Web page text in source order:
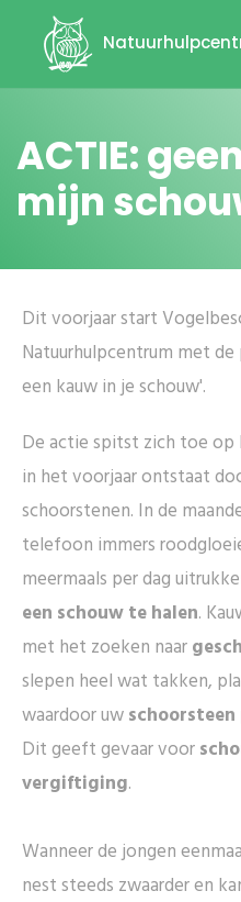
ACTIE:
mijn
Dit voorjaar start
Natuurhulpcentrum met
een kauw in je schouw'.
De actie spitst zich toe op
in het voorjaar ontstaat
schoorstenen. In de
telefoon immers
meermaals per dag
een schouw te halen.
met het zoeken naar
slepen heel wat takken,
waardoor uw
Dit geeft gevaar voor
vergiftiging.
Wanneer de jongen
nest steeds zwaarder en